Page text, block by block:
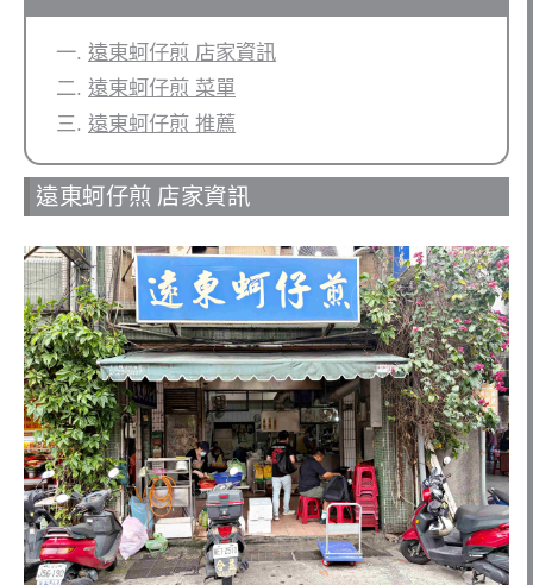
遠東蚵仔煎 店家資訊
遠東蚵仔煎 菜單
遠東蚵仔煎 推薦
遠東蚵仔煎 店家資訊